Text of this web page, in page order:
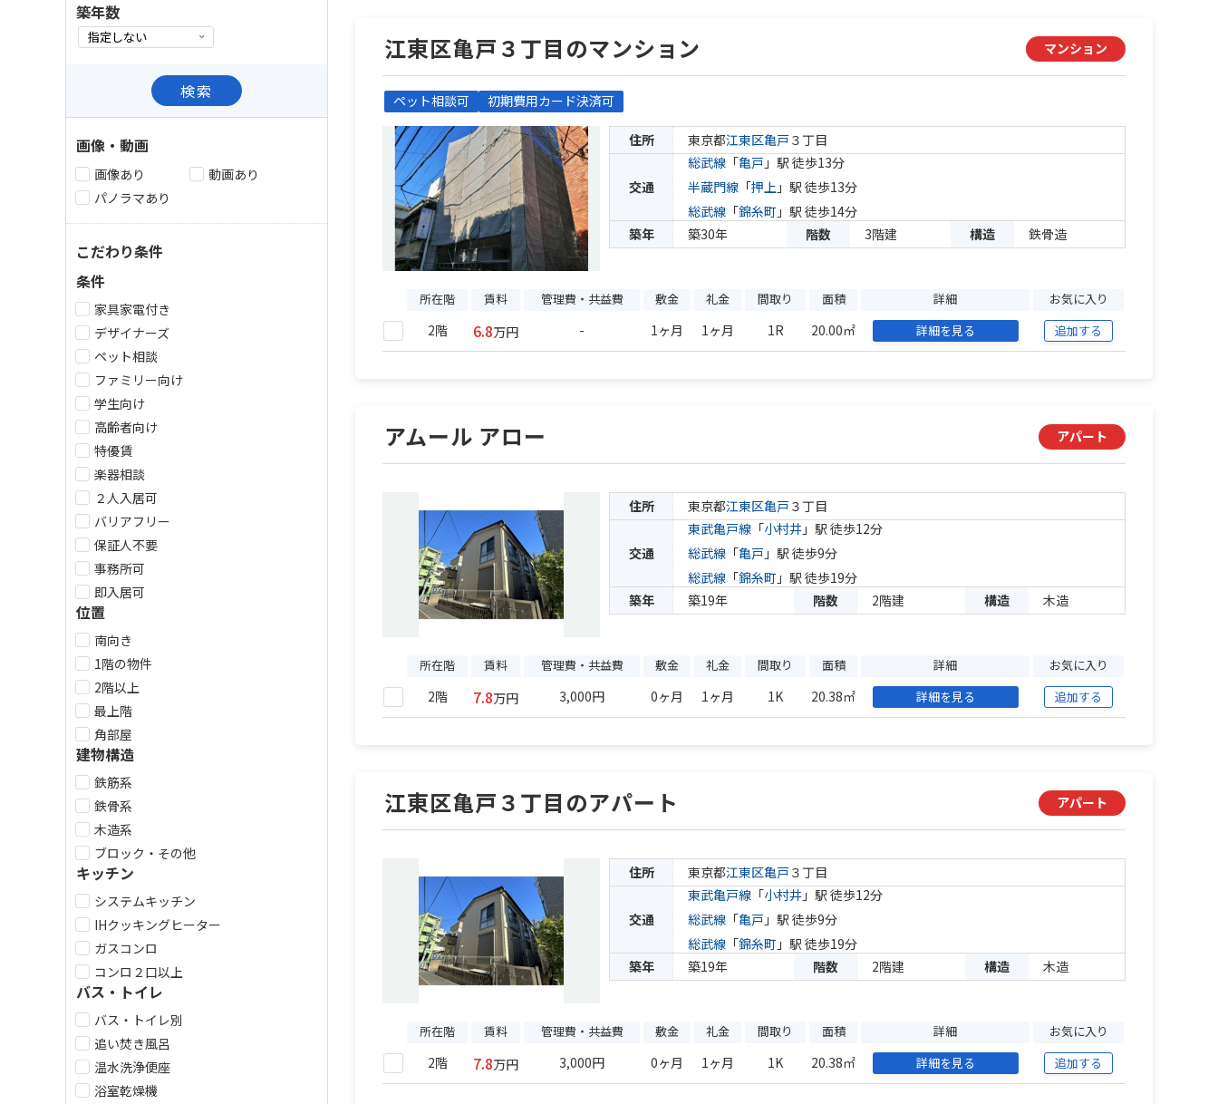
江東区亀戸３丁目のマンション マンション
ペット相談可 初期費用カード決済可
住所 東京都江東区亀戸３丁目
交通
総武線 「亀戸 」駅 徒歩13分
半蔵門線 「押上 」駅 徒歩13分
総武線 「錦糸町 」駅 徒歩14分
築年
築30年 階数 3階建 構造 鉄骨造
所在階 賃料 管理費・共益費 敷金 礼金 間取り 面積 詳細 お気に入り
2階 6.8万円 - 1ヶ月 1ヶ月 1R 20.00㎡ 詳細を見る 追加する
アムール アロー アパート
住所 東京都江東区亀戸３丁目
交通
東武亀戸線 「小村井 」駅 徒歩12分
総武線 「亀戸 」駅 徒歩9分
総武線 「錦糸町 」駅 徒歩19分
築年
築19年 階数 2階建 構造 木造
所在階 賃料 管理費・共益費 敷金 礼金 間取り 面積 詳細 お気に入り
2階 7.8万円 3,000円 0ヶ月 1ヶ月 1K 20.38㎡ 詳細を見る 追加する
江東区亀戸３丁目のアパート アパート
住所 東京都江東区亀戸３丁目
交通
東武亀戸線 「小村井 」駅 徒歩12分
総武線 「亀戸 」駅 徒歩9分
総武線 「錦糸町 」駅 徒歩19分
築年
築19年 階数 2階建 構造 木造
所在階 賃料 管理費・共益費 敷金 礼金 間取り 面積 詳細 お気に入り
2階 7.8万円 3,000円 0ヶ月 1ヶ月 1K 20.38㎡ 詳細を見る 追加する
築年数
検索
画像・動画
画像あり
動画あり
パノラマあり
こだわり条件
条件
家具家電付き
デザイナーズ
ペット相談
ファミリー向け
学生向け
高齢者向け
特優賃
楽器相談
２人入居可
バリアフリー
保証人不要
事務所可
即入居可
位置
南向き
1階の物件
2階以上
最上階
角部屋
建物構造
鉄筋系
鉄骨系
木造系
ブロック・その他
キッチン
システムキッチン
IHクッキングヒーター
ガスコンロ
コンロ２口以上
バス・トイレ
バス・トイレ別
追い焚き風呂
温水洗浄便座
浴室乾燥機